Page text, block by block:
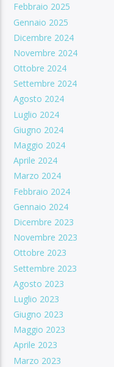
Febbraio 2025
Gennaio 2025
Dicembre 2024
Novembre 2024
Ottobre 2024
Settembre 2024
Agosto 2024
Luglio 2024
Giugno 2024
Maggio 2024
Aprile 2024
Marzo 2024
Febbraio 2024
Gennaio 2024
Dicembre 2023
Novembre 2023
Ottobre 2023
Settembre 2023
Agosto 2023
Luglio 2023
Giugno 2023
Maggio 2023
Aprile 2023
Marzo 2023